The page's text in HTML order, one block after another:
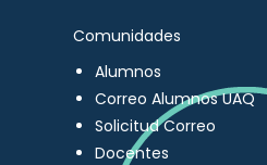
Comunidades
Alumnos
Correo Alumnos UAQ
Solicitud Correo
Docentes